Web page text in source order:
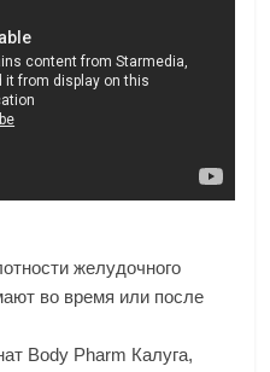
желудочного
во время или после
Body Pharm Калуга,